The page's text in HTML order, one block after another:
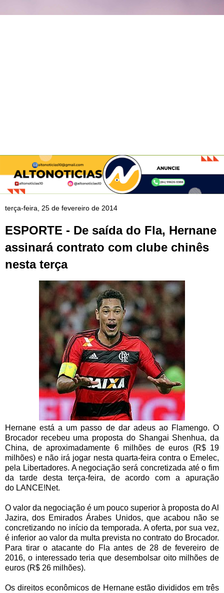
terça-feira, 25 de fevereiro de 2014
ESPORTE - De saída do Fla, Hernane
assinará contrato com clube chinês
nesta terça
Hernane está a um passo de dar adeus ao Flamengo. O
Brocador recebeu uma proposta do Shangai Shenhua, da
China, de aproximadamente 6 milhões de euros (R$ 19
milhões) e não irá jogar nesta quarta-feira contra o Emelec,
pela Libertadores. A negociação será concretizada até o fim
da tarde desta terça-feira, de acordo com a apuração
do LANCE!Net.
O valor da negociação é um pouco superior à proposta do Al
Jazira, dos Emirados Árabes Unidos, que acabou não se
concretizando no início da temporada. A oferta, por sua vez,
é inferior ao valor da multa prevista no contrato do Brocador.
Para tirar o atacante do Fla antes de 28 de fevereiro de
2016, o interessado teria que desembolsar oito milhões de
euros (R$ 26 milhões).
Os direitos econômicos de Hernane estão divididos em três